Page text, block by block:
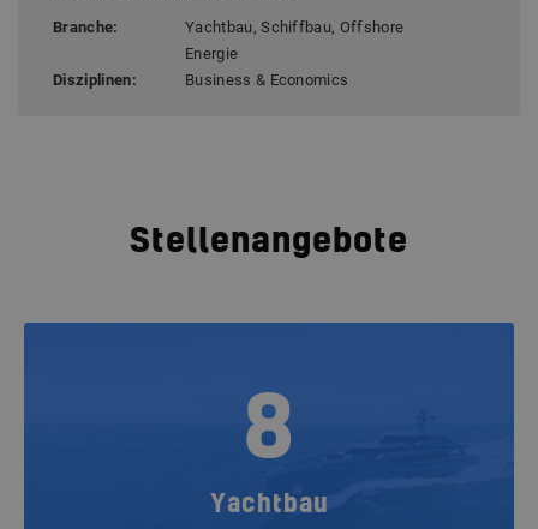
Branche:
Yachtbau, Schiffbau, Offshore
Energie
Disziplinen:
Business & Economics
Stellenangebote
8
Yachtbau